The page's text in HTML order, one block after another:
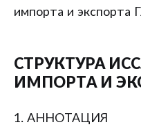
импорта и
СТРУКТУРА
ИМПОРТА И
1. АННОТАЦИЯ